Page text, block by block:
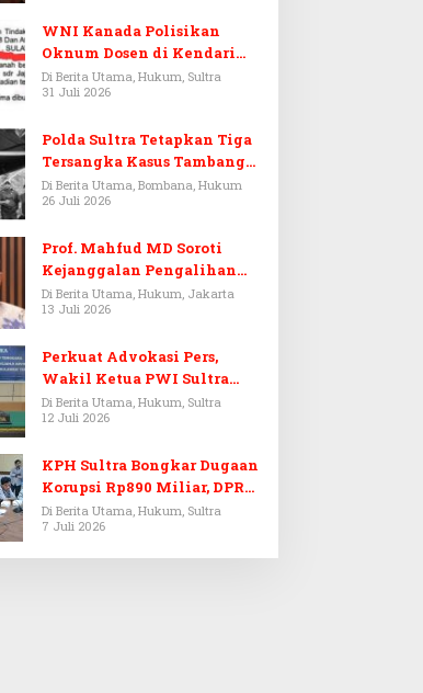
WNI Kanada Polisikan
Oknum Dosen di Kendari
Terkait Aset Puluhan Miliar
Di Berita Utama, Hukum, Sultra
31 Juli 2026
Polda Sultra Tetapkan Tiga
Tersangka Kasus Tambang
Emas Ilegal di Bombana
Di Berita Utama, Bombana, Hukum
26 Juli 2026
Prof. Mahfud MD Soroti
Kejanggalan Pengalihan
Penyelidikan Tersangka
Febrie Adriansyah
Di Berita Utama, Hukum, Jakarta
13 Juli 2026
Perkuat Advokasi Pers,
Wakil Ketua PWI Sultra
Resmi Dilantik Menjadi
Advokat PERADI
Di Berita Utama, Hukum, Sultra
12 Juli 2026
KPH Sultra Bongkar Dugaan
Korupsi Rp890 Miliar, DPRD
Sultra Gelar RDP
Di Berita Utama, Hukum, Sultra
7 Juli 2026